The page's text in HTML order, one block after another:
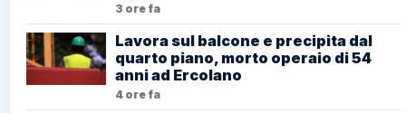
3 ore fa
Lavora sul balcone e precipita dal
quarto piano, morto operaio di 54
anni ad Ercolano
4 ore fa